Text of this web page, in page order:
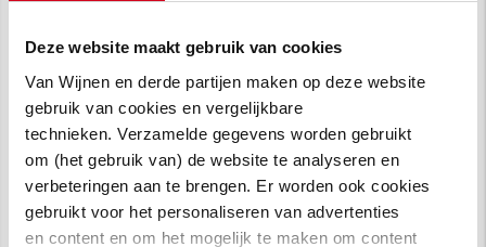
Deze website maakt gebruik van cookies
Van Wijnen en derde partijen maken op deze website
gebruik van cookies en vergelijkbare
technieken. Verzamelde gegevens worden gebruikt
om (het gebruik van) de website te analyseren en
verbeteringen aan te brengen. Er worden ook cookies
gebruikt voor het personaliseren van advertenties
en content en om het mogelijk te maken om content
hebben. Helemaal volgens de gedachte achter
het PPO-concept.
De 28 eengezinswoningen van
Wonen
onderscheiden zich door comfort,
toekomstbestendigheid, korte bouwtijd en
niet te vergeten betaalbaarheid. Dit hangt
samen met het innovatieve productieproces